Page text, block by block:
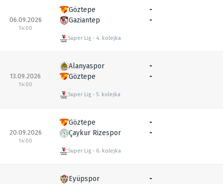
06.09.2026
14:00
Göztepe
Gaziantep
Super Lig 4. kolejka
-
-
13.09.2026
14:00
Alanyaspor
Göztepe
Super Lig 5. kolejka
-
-
20.09.2026
14:00
Göztepe
Çaykur Rizespor
Super Lig 6. kolejka
-
-
Eyüpspor
-